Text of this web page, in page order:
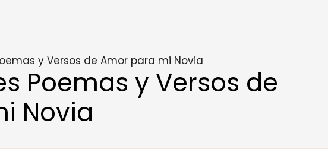
y Versos de Amor para mi Novia
Poemas y Versos de
Novia